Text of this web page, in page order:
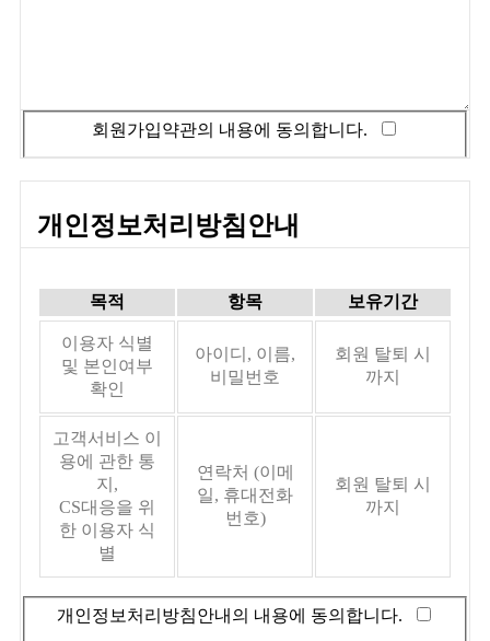
회원가입약관의 내용에 동의합니다.
개인정보처리방침안내
목적 항목 보유기간
이용자 식별
및 본인여부
확인
아이디, 이름,
비밀번호
회원 탈퇴 시
까지
고객서비스 이
용에 관한 통
지,
CS대응을 위
한 이용자 식
별
연락처 (이메
일, 휴대전화
번호)
회원 탈퇴 시
까지
개인정보처리방침안내의 내용에 동의합니다.